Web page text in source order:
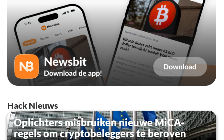
Hack Nieuws
Oplichters misbruiken nieuwe MiCA-
regels om cryptobeleggers te beroven